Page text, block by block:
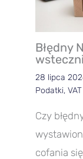
Błędny
28 lipca
Podatki, VAT
Czy
cofania